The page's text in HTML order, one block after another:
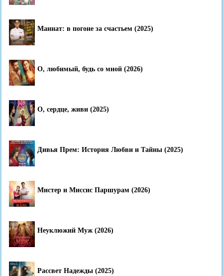
Маннат: в погоне за счастьем (2025)
О, любимый, будь со мной (2026)
О, сердце, живи (2025)
Дивья Прем: История Любви и Тайны (2025)
Мистер и Миссис Паршурам (2026)
Неуклюжий Муж (2026)
Рассвет Надежды (2025)